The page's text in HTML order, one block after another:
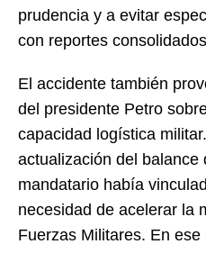
prudencia y a evitar
con reportes
El accidente también
del presidente Petro
capacidad logística
actualización del balance
mandatario había
necesidad de acelerar la
Fuerzas Militares. En